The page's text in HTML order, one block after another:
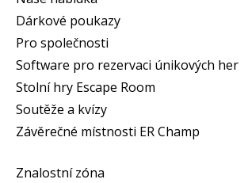
Dárkové poukazy
Pro společnosti
Software pro rezervaci únikových her
Stolní hry Escape Room
Soutěže a kvízy
Závěrečné místnosti ER Champ
Znalostní zóna